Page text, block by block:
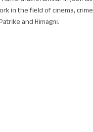
in the field of cinema,
and Himagni.